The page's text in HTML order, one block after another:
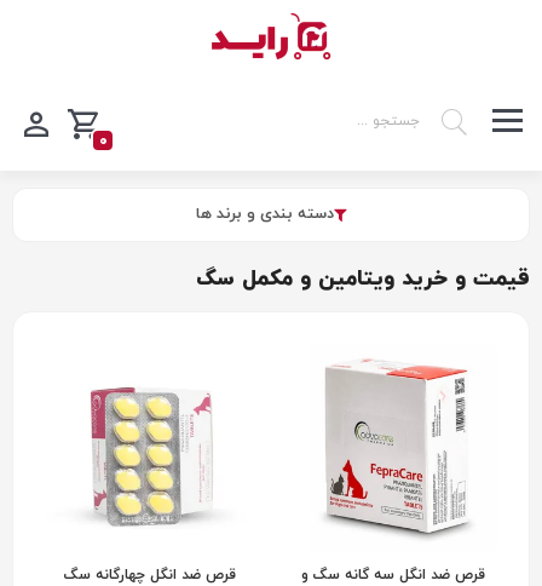
0
دسته بندی و برند ها
قیمت و خرید ویتامین و مکمل سگ
قرص ضد انگل سه گانه سگ و
قرص ضد انگل چهارگانه سگ